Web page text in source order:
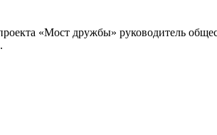
«Мост дружбы» руководитель